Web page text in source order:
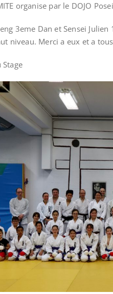
organise par le DOJO
3eme Dan et Sensei
niveau. Merci a eux et a
Stage